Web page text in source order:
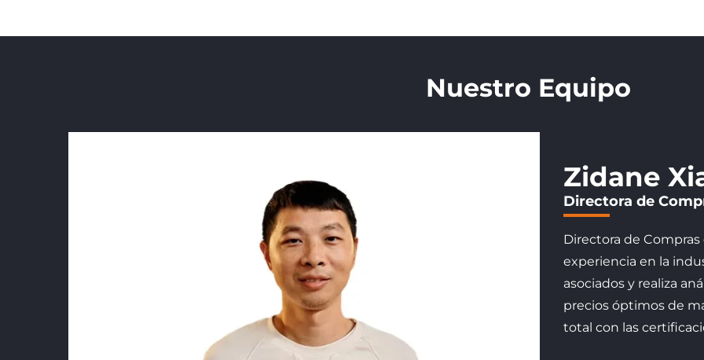
Nuestro Equipo
Zidane
Directora de
Directora de Compras
experiencia en la
asociados y realiza
precios óptimos de
total con las